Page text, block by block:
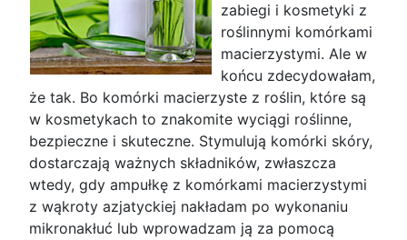
zabiegi i kosmetyki z
roślinnymi komórkami
macierzystymi. Ale w
końcu zdecydowałam,
że tak. Bo komórki macierzyste z roślin, które są
w kosmetykach to znakomite wyciągi roślinne,
bezpieczne i skuteczne. Stymulują komórki skóry,
dostarczają ważnych składników, zwłaszcza
wtedy, gdy ampułkę z komórkami macierzystymi
z wąkroty azjatyckiej nakładam po wykonaniu
mikronakłuć lub wprowadzam ją za pomocą